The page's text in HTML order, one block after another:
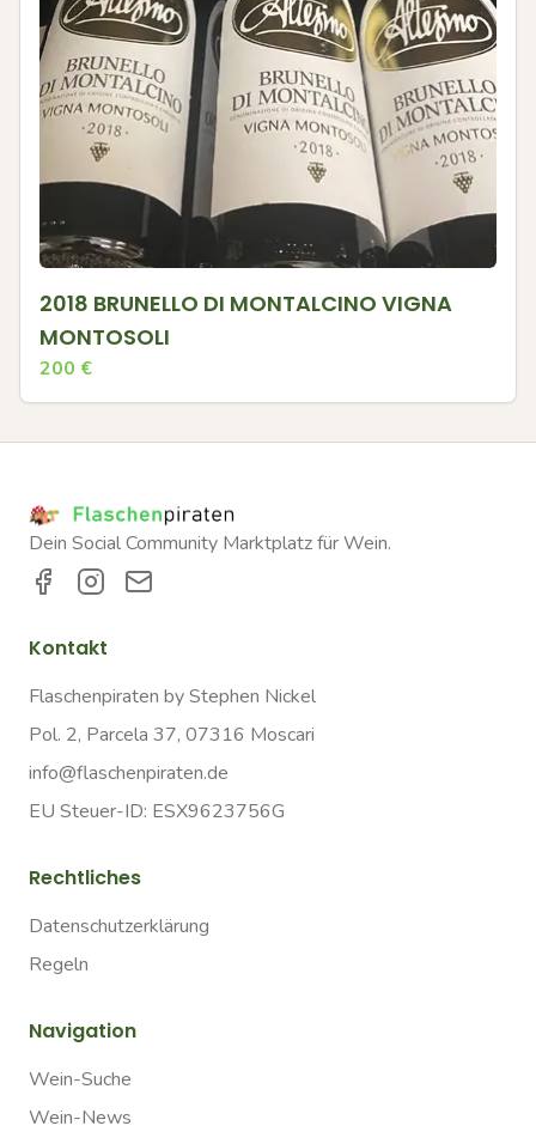
2018 BRUNELLO DI MONTALCINO VIGNA
MONTOSOLI
200 €
Dein Social Community Marktplatz für Wein.
Kontakt
Flaschenpiraten by Stephen Nickel
Pol. 2, Parcela 37, 07316 Moscari
info@flaschenpiraten.de
EU Steuer-ID: ESX9623756G
Rechtliches
Datenschutzerklärung
Regeln
Navigation
Wein-Suche
Wein-News